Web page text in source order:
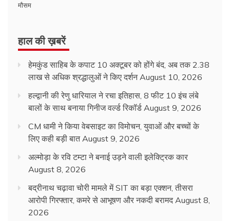
मौसम
हाल की ख़बरें
हेमकुंड साहिब के कपाट 10 अक्टूबर को होंगे बंद, अब तक 2.38
लाख से अधिक श्रद्धालुओं ने किए दर्शन August 10, 2026
हल्द्वानी की रेणु धारियाल ने रचा इतिहास, 8 फीट 10 इंच लंबे
बालों के साथ बनाया गिनीज वर्ल्ड रिकॉर्ड August 9, 2026
CM धामी ने किया वेबसाइट का विमोचन, युवाओं और बच्चों के
लिए कही बड़ी बात August 9, 2026
अल्मोड़ा के रवि टम्टा ने बनाई उड़ने वाली इलेक्ट्रिक कार
August 8, 2026
बद्रीनाथ चढ़ावा चोरी मामले में SIT का बड़ा एक्शन, तीसरा
आरोपी गिरफ्तार, कमरे से आभूषण और नकदी बरामद August 8,
2026